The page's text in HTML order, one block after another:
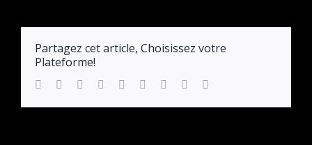
Partagez cet article, Choisissez votre
Plateforme!
facebook
twitter linkedinreddit whatsapp
tumblr pinterest